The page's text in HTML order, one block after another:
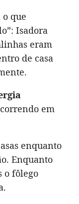
que
Isadora
eram
de casa
em
enquanto
Enquanto
o fôlego